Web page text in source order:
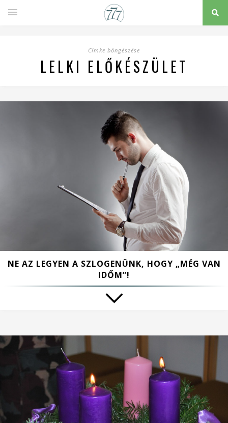
Címke böngészése
LELKI ELŐKÉSZÜLET
NE AZ LEGYEN A SZLOGENÜNK, HOGY „MÉG VAN
IDŐM”!